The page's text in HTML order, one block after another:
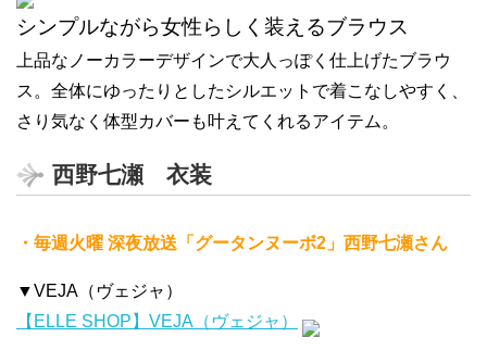
シンプルながら女性らしく装えるブラウス
上品なノーカラーデザインで大人っぽく仕上げたブラウ
ス。全体にゆったりとしたシルエットで着こなしやすく、
さり気なく体型カバーも叶えてくれるアイテム。
西野七瀬 衣装
・毎週火曜 深夜放送「グータンヌーボ2」西野七瀬さん
▼VEJA（ヴェジャ）
【ELLE SHOP】VEJA（ヴェジャ）